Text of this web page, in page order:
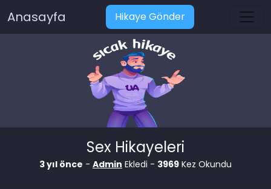
Anasayfa Hikaye Gönder
Sex Hikayeleri
3 yıl önce - Admin Ekledi - 3969 Kez Okundu